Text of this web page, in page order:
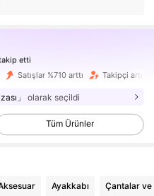
Satışlar %710 arttı Takipçi artışı
」 olarak seçildi
Tüm Ürünler
Ayakkabı Çantalar ve